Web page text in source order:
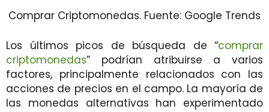
Comprar Criptomonedas. Fuente: Google Trends
Los últimos picos de búsqueda de “comprar
criptomonedas” podrían atribuirse a varios
factores, principalmente relacionados con las
acciones de precios en el campo. La mayoría de
las monedas alternativas han experimentado